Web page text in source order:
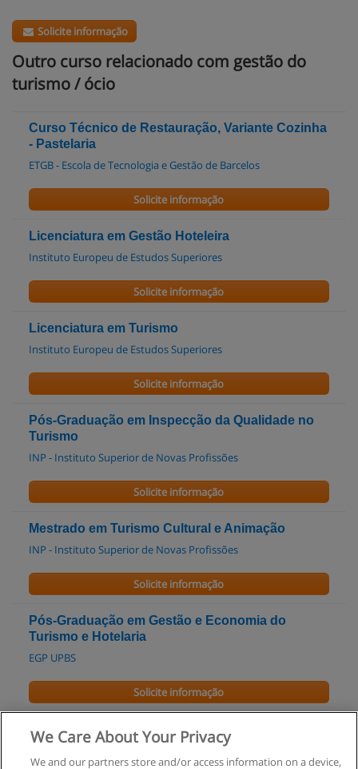
Solicite informação
Outro curso relacionado com gestão do
turismo / ócio
Curso Técnico de Restauração, Variante Cozinha
- Pastelaria
ETGB - Escola de Tecnologia e Gestão de Barcelos
Solicite informação
Licenciatura em Gestão Hoteleira
Instituto Europeu de Estudos Superiores
Solicite informação
Licenciatura em Turismo
Instituto Europeu de Estudos Superiores
Solicite informação
Pós-Graduação em Inspecção da Qualidade no
Turismo
INP - Instituto Superior de Novas Profissões
Solicite informação
Mestrado em Turismo Cultural e Animação
INP - Instituto Superior de Novas Profissões
Solicite informação
Pós-Graduação em Gestão e Economia do
Turismo e Hotelaria
EGP UPBS
Solicite informação
Licenciatura em Gestão ramo de Gestão Hoteleira
We Care About Your Privacy
We and our partners store and/or access information on a device,